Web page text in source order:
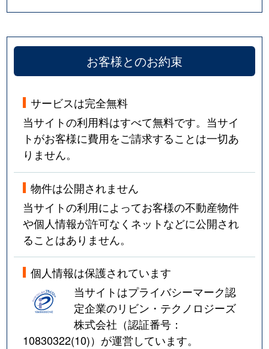
お客様とのお約束
サービスは完全無料
当サイトの利用料はすべて無料です。当サイ
トがお客様に費用をご請求することは一切あ
りません。
物件は公開されません
当サイトの利用によってお客様の不動産物件
や個人情報が許可なくネットなどに公開され
ることはありません。
個人情報は保護されています
当サイトはプライバシーマーク認
定企業のリビン・テクノロジーズ
株式会社（認証番号：
10830322(10)）が運営しています。